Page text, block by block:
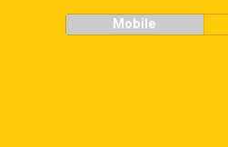
Mobile